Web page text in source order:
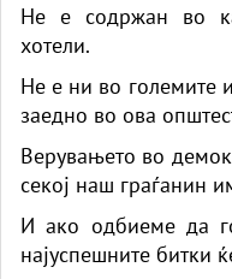
Не е содржан во
хотели.
Не е ни во големите
заедно во ова
Верувањето во
секој наш граѓанин
И ако одбиеме да
најуспешните битки